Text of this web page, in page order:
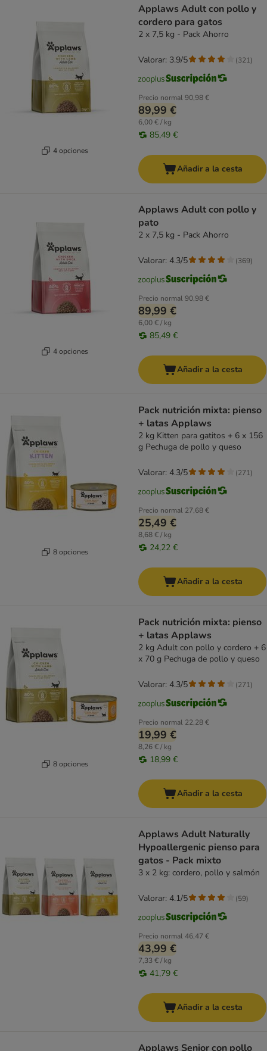
4 opciones
Applaws Adult con pollo y
cordero para gatos
2 x 7,5 kg - Pack Ahorro
Precio normal90,98 €
89,99 €
6,00 € / kg
85,49 €
Valorar: 3.9/5 (321)
Añadir a la cesta
4 opciones
Applaws Adult con pollo y
pato
2 x 7,5 kg - Pack Ahorro
Precio normal90,98 €
89,99 €
6,00 € / kg
85,49 €
Valorar: 4.3/5 (369)
Añadir a la cesta
8 opciones
Pack nutrición mixta: pienso
+ latas Applaws
2 kg Kitten para gatitos + 6 x 156
g Pechuga de pollo y queso
Precio normal 27,68 €
25,49 €
8,68 € / kg
24,22 €
Valorar: 4.3/5 (271)
Añadir a la cesta
8 opciones
Pack nutrición mixta: pienso
+ latas Applaws
2 kg Adult con pollo y cordero + 6
x 70 g Pechuga de pollo y queso
Precio normal 22,28 €
19,99 €
8,26 € / kg
18,99 €
Valorar: 4.3/5 (271)
Añadir a la cesta
Applaws Adult Naturally
Hypoallergenic pienso para
gatos - Pack mixto
3 x 2 kg: cordero, pollo y salmón
Precio normal46,47 €
43,99 €
7,33 € / kg
41,79 €
Valorar: 4.1/5 (59)
Añadir a la cesta
Applaws Senior con pollo